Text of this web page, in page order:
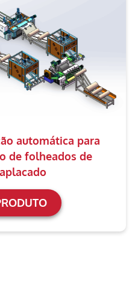
automática para
de folheados de